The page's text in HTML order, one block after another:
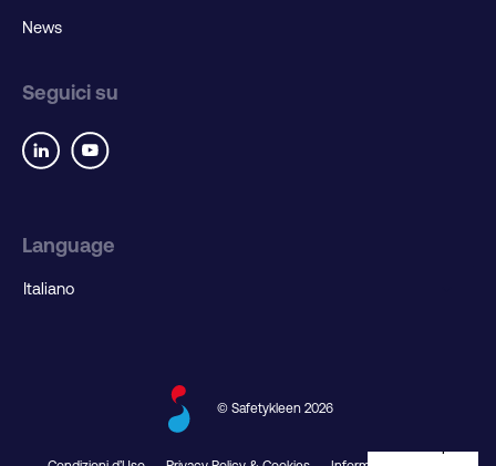
News
Seguici su
Language
© Safetykleen 2026